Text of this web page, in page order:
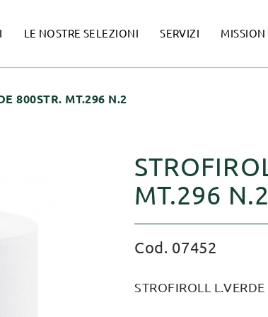
LE NOSTRE SELEZIONI SERVIZI MISSION
800STR. MT.296 N.2
MT.296 N.2
Cod. 07452
STROFIROLL